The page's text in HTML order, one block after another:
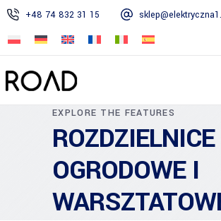
+48 74 832 31 15
EXPLORE THE FEATURES
ROZDZIELNICE
OGRODOWE I